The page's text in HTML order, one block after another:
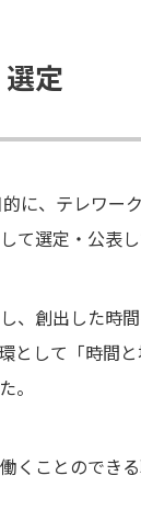
定
に、テレワ
選定・公表
、創出した時
として「時間
。
ことのでき